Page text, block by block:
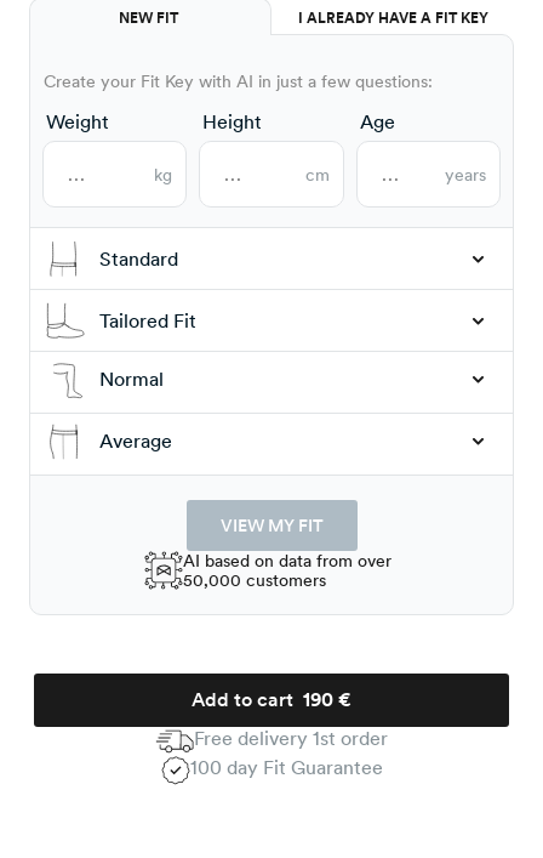
NEW FIT I ALREADY HAVE A FIT KEY
Create your Fit Key with AI in just a few questions:
Weight
kg
Height
cm
Age
years
Standard
Tailored Fit
Normal
Average
VIEW MY FIT
AI based on data from over
50,000 customers
Add to cart
Free delivery 1st order
100 day Fit Guarantee